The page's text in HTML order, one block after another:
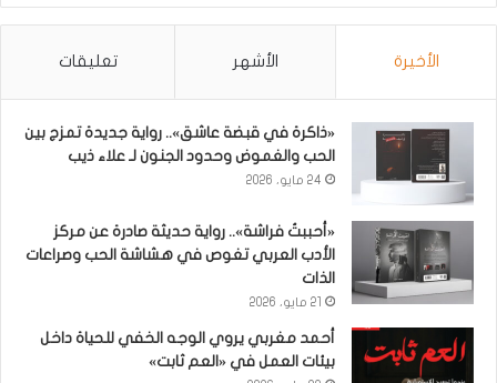
الأخيرة الأشهر تعليقات
«ذاكرة في قبضة عاشق».. رواية جديدة تمزج بين
الحب والغموض وحدود الجنون لـ علاء ذيب
24 مايو، 2026
«أحببتُ فراشة».. رواية حديثة صادرة عن مركز
الأدب العربي تغوص في هشاشة الحب وصراعات
الذات
21 مايو، 2026
أحمد مغربي يروي الوجه الخفي للحياة داخل
بيئات العمل في «العم ثابت»